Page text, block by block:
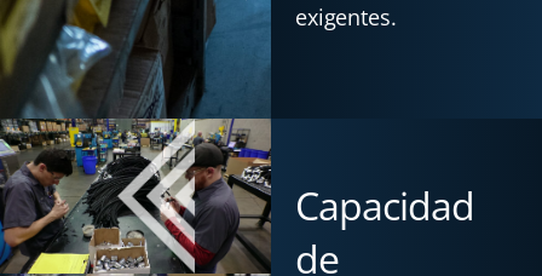
exigentes.
Capacidad
de